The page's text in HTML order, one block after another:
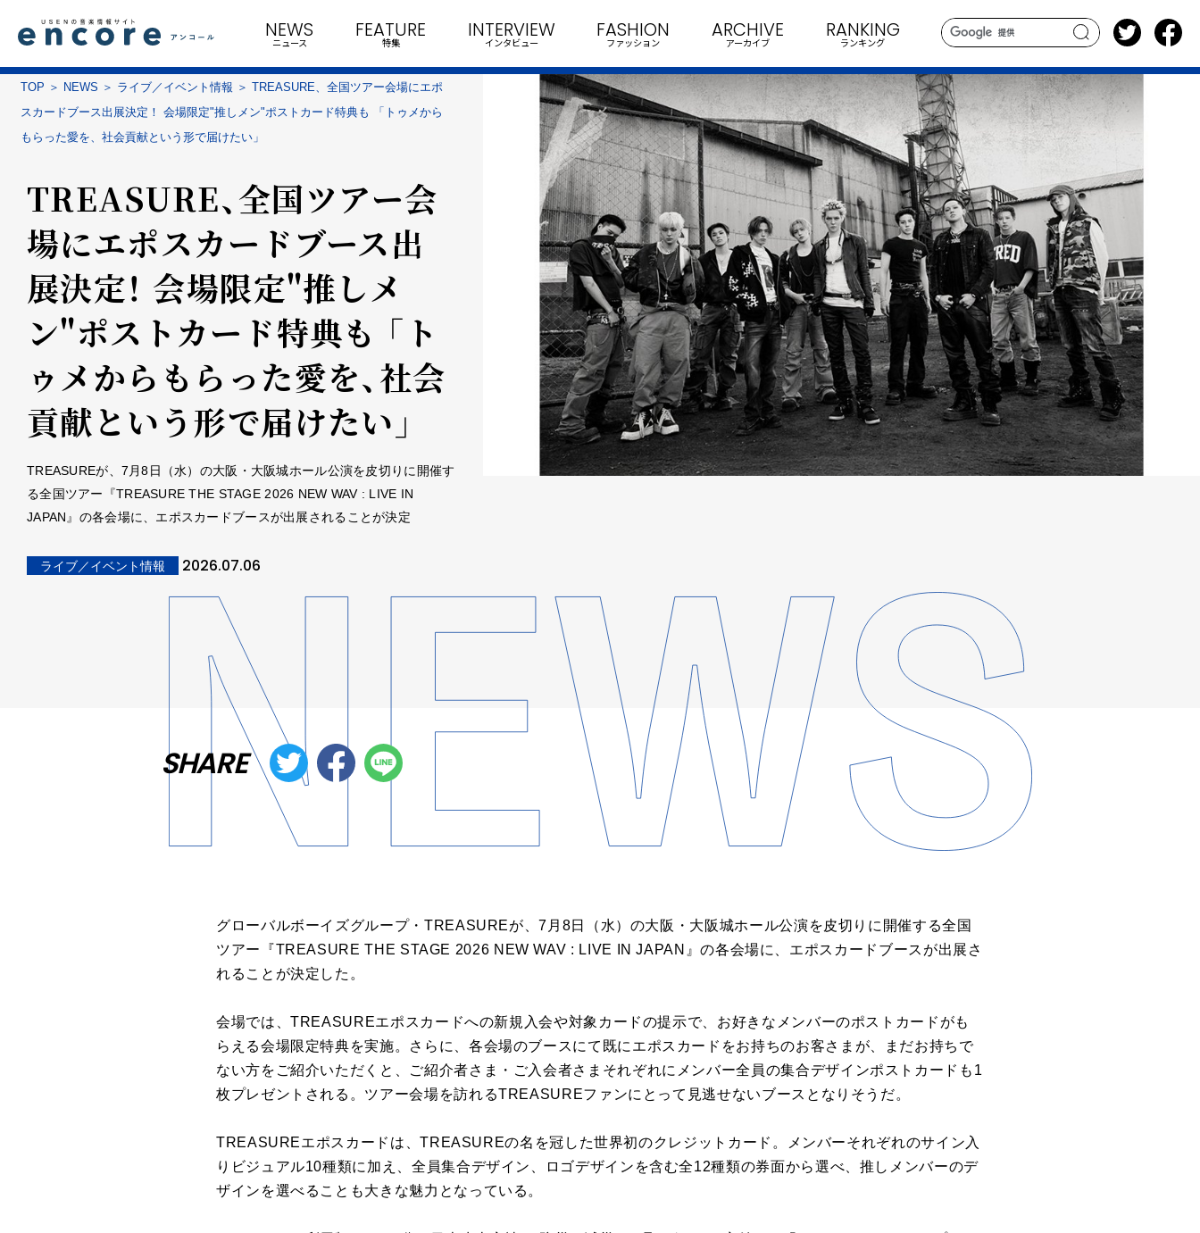
search
NEWS
ニュース
FEATURE
特集
INTERVIEW
インタビュー
FASHION
ファッション
ARCHIVE
アーカイブ
RANKING
ランキング
TOP NEWS ライブ／イベント情報
TREASURE、全国ツアー会場にエポ
スカードブース出展決定！ 会場限定"推しメン"ポストカード特典も 「トゥメから
もらった愛を、社会貢献という形で届けたい」
TREASURE、全国ツアー会
場にエポスカードブース出
展決定！ 会場限定"推しメ
ン"ポストカード特典も 「ト
ゥメからもらった愛を、社会
貢献という形で届けたい」
TREASUREが、7月8日（水）の大阪・大阪城ホール公演を皮切りに開催す
る全国ツアー『TREASURE THE STAGE 2026 NEW WAV : LIVE IN
JAPAN』の各会場に、エポスカードブースが出展されることが決定
ライブ／イベント情報 2026.07.06
SHARE
グローバルボーイズグループ・TREASUREが、7月8日（水）の大阪・大阪城ホール公演を皮切りに開催する全国
ツアー『TREASURE THE STAGE 2026 NEW WAV : LIVE IN JAPAN』の各会場に、エポスカードブースが出展さ
れることが決定した。
会場では、TREASUREエポスカードへの新規入会や対象カードの提示で、お好きなメンバーのポストカードがも
らえる会場限定特典を実施。さらに、各会場のブースにて既にエポスカードをお持ちのお客さまが、まだお持ちで
ない方をご紹介いただくと、ご紹介者さま・ご入会者さまそれぞれにメンバー全員の集合デザインポストカードも1
枚プレゼントされる。ツアー会場を訪れるTREASUREファンにとって見逃せないブースとなりそうだ。
TREASUREエポスカードは、TREASUREの名を冠した世界初のクレジットカード。メンバーそれぞれのサイン入
りビジュアル10種類に加え、全員集合デザイン、ロゴデザインを含む全12種類の券面から選べ、推しメンバーのデ
ザインを選べることも大きな魅力となっている。